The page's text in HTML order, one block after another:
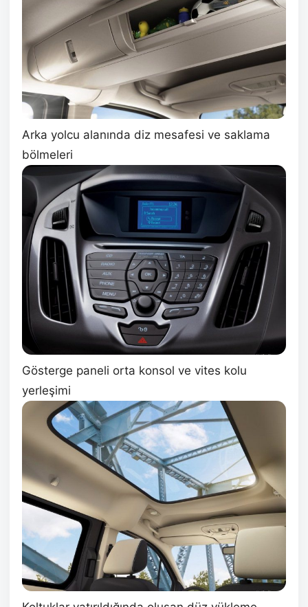
Arka yolcu alanında diz mesafesi ve saklama
bölmeleri
Gösterge paneli orta konsol ve vites kolu
yerleşimi